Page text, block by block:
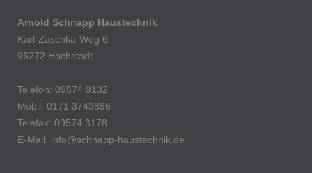
Arnold Schnapp Haustechnik
Karl-Zaschka-Weg 6
96272 Hochstadt
Telefon: 09574 9132
Mobil: 0171 3743896
Telefax: 09574 3178
E-Mail: info@schnapp-haustechnik.de